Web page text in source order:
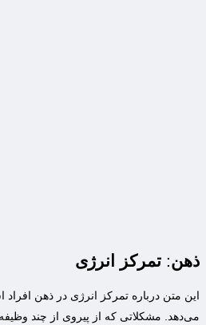
ذهن: تمرکز انرژی
این متن درباره تمرکز انرژی در ذهن